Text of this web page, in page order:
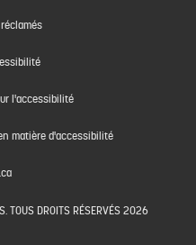
l'accessibilité
matière d'accessibilité
TOUS DROITS RÉSERVÉS 2026